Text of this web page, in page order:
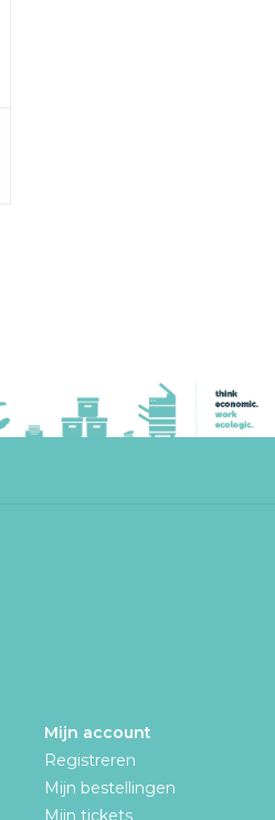
Mijn account
Registreren
Mijn bestellingen
Mijn tickets